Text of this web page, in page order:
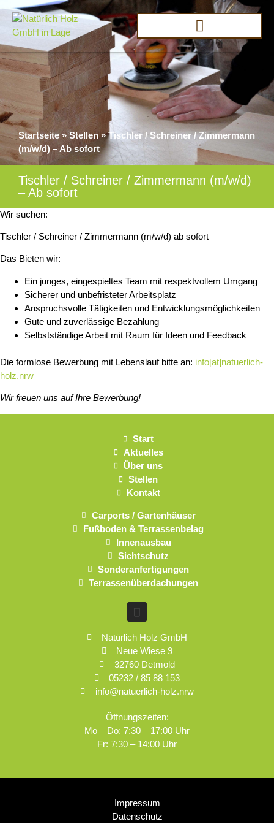
Startseite »Stellen »Tischler / Schreiner / Zimmermann
(m/w/d) – Ab sofort
Tischler / Schreiner / Zimmermann (m/w/d)
– Ab sofort
Wir suchen:
Tischler / Schreiner / Zimmermann (m/w/d) ab sofort
Das Bieten wir:
Ein junges, eingespieltes Team mit respektvollem Umgang
Sicherer und unbefristeter Arbeitsplatz
Anspruchsvolle Tätigkeiten und Entwicklungsmöglichkeiten
Gute und zuverlässige Bezahlung
Selbstständige Arbeit mit Raum für Ideen und Feedback
Die formlose Bewerbung mit Lebenslauf bitte an: info[at]natuerlich-
holz.nrw
Wir freuen uns auf Ihre Bewerbung!
Natürlich Holz GmbH
Neue Wiese 9
32760 Detmold
05232 / 85 88 153
info@natuerlich-holz.nrw
Öffnungszeiten:
Mo – Do: 7:30 – 17:00 Uhr
Fr: 7:30 – 14:00 Uhr
Carports / Gartenhäuser
Fußboden & Terrassenbelag
Innenausbau
Sichtschutz
Sonderanfertigungen
Terrassenüberdachungen
Start
Aktuelles
Über uns
Stellen
Kontakt
Impressum
Datenschutz